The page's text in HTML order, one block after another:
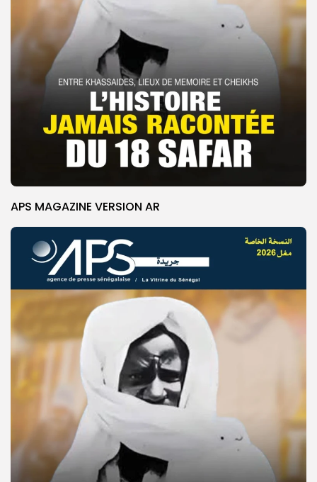
© Copyright 2025, APS
APS MAGAZINE VERSION AR